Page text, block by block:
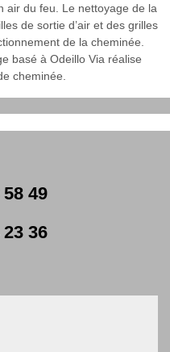
air du feu. Le nettoyage de la
de sortie d’air et des grilles
de la cheminée.
basé à Odeillo Via réalise
cheminée.
58 49
23 36